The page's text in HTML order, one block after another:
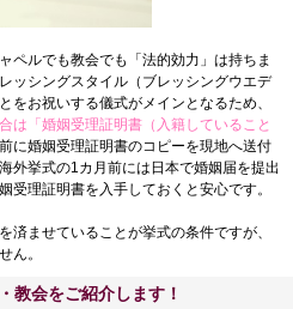
ペルでも教会でも「法的効力」は持ちま
ッシングスタイル（ブレッシングウエデ
をお祝いする儀式がメインとなるため、
は「婚姻受理証明書（入籍していること
に婚姻受理証明書のコピーを現地へ送付
外挙式の1カ月前には日本で婚姻届を提出
受理証明書を入手しておくと安心です。
済ませていることが挙式の条件ですが、
ん。
教会をご紹介します！